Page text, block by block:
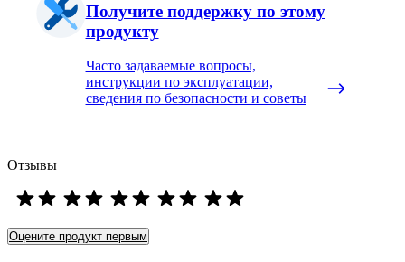
Получите поддержку по этому
продукту
Часто задаваемые вопросы,
инструкции по эксплуатации,
сведения по безопасности и советы
Отзывы
Оцените продукт первым